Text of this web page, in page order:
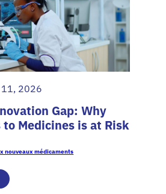
2026
Gap: Why
to Medicines is at Risk
nouveaux médicaments